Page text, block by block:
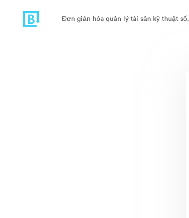
Đơn giản hóa quản lý tài sản kỹ thuật số.